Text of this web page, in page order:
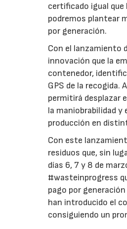
certificado igual
podremos plantear
por generación.
Con el lanzamiento
innovación que la
contenedor,
GPS de la recogida.
permitirá desplazar
la maniobrabilidad y
producción en
Con este
residuos que, sin
días 6, 7 y 8 de
#wasteinprogress
pago por
han introducido el
consiguiendo un